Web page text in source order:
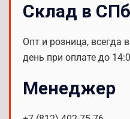
Склад в СПб
Опт и розница, всегда
день при оплате до
Менеджер